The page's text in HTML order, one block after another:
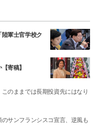
陸軍士官学校ク
寄稿】
のままでは長期投資先にはなり
サンフランシスコ宣言、逆風も